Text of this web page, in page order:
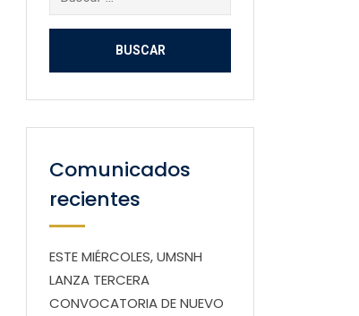
Comunicados
recientes
ESTE MIÉRCOLES, UMSNH
LANZA TERCERA
CONVOCATORIA DE NUEVO